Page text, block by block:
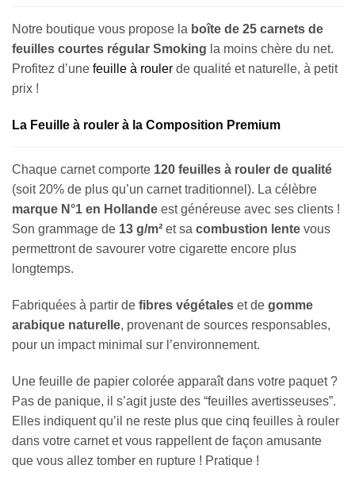
Notre boutique vous propose la boîte de 25 carnets de
feuilles courtes régular Smoking la moins chère du net.
Profitez d’une feuille à rouler de qualité et naturelle, à petit
prix !
La Feuille à rouler à la Composition Premium
Chaque carnet comporte 120 feuilles à rouler de qualité
(soit 20% de plus qu’un carnet traditionnel). La célèbre
marque N°1 en Hollande est généreuse avec ses clients !
Son grammage de 13 g/m² et sa combustion lente vous
permettront de savourer votre cigarette encore plus
longtemps.
Fabriquées à partir de fibres végétales et de gomme
arabique naturelle, provenant de sources responsables,
pour un impact minimal sur l’environnement.
Une feuille de papier colorée apparaît dans votre paquet ?
Pas de panique, il s’agit juste des “feuilles avertisseuses”.
Elles indiquent qu’il ne reste plus que cinq feuilles à rouler
dans votre carnet et vous rappellent de façon amusante
que vous allez tomber en rupture ! Pratique !